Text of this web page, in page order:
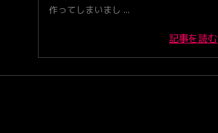
作ってしまいまし ...
記事を読む